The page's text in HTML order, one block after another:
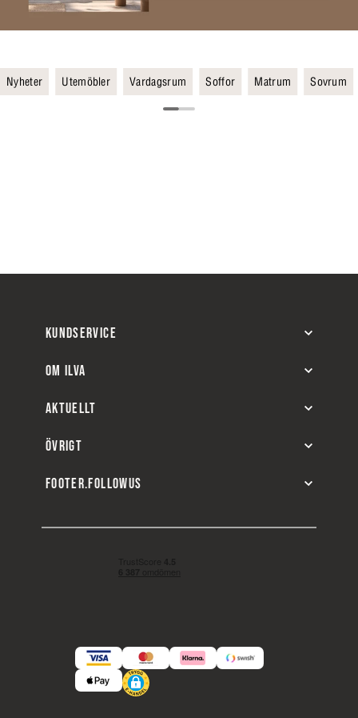
Nyheter Utemöbler Vardagsrum Soffor Matrum Sovrum
KUNDSERVICE
OM ILVA
AKTUELLT
ÖVRIGT
FOOTER.FOLLOWUS